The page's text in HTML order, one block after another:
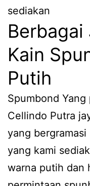
sediakan
Berbagai
Kain
Putih
Spumbond Yang
Cellindo Putra
yang
yang kami
warna putih dan